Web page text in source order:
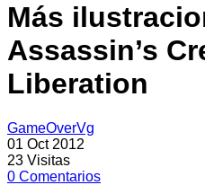
Más
Assassin’s
Liberation
GameOverVg
01 Oct 2012
23 Visitas
0 Comentarios